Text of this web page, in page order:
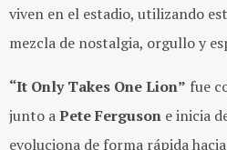
viven en el estadio, utilizando
mezcla de nostalgia, orgullo y
“It Only Takes One Lion” fue
junto aPete Ferguson e inicia
evoluciona de forma rápida